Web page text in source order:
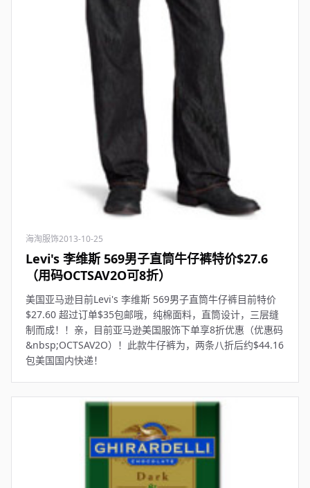
海淘服饰2013-10-25
Levi's 李维斯 569男子直筒牛仔裤特价$27.6
（用码OCTSAV2O可8折）
美国亚马逊目前Levi's 李维斯 569男子直筒牛仔裤目前特价
$27.60 超过订单$35包邮哦，纯棉面料，直筒设计，三层缝
制而成！！亲，目前亚马逊美国服饰下单享8折优惠（优惠码
&nbsp;OCTSAV2O）！此款牛仔裤为，两条八折后约$44.16
包美国国内快递！